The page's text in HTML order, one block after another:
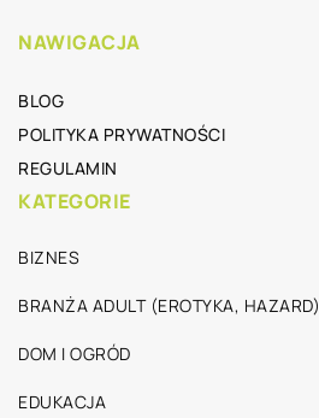
NAWIGACJA
BLOG
POLITYKA PRYWATNOŚCI
REGULAMIN
KATEGORIE
BIZNES
BRANŻA ADULT (EROTYKA, HAZARD)
DOM I OGRÓD
EDUKACJA